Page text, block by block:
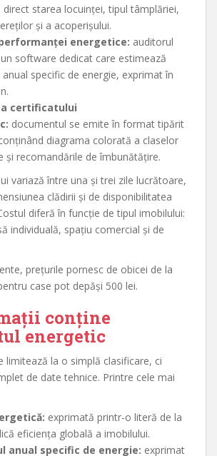
direct starea locuinței, tipul tâmplăriei,
și a acoperișului.
energetice: auditorul
software dedicat care estimează
specific de energie, exprimat în
certificatului
documentul se emite în format tipărit
diagrama colorată a claselor
și recomandările de îmbunătățire.
variază între una și trei zile lucrătoare,
clădirii și de disponibilitatea
diferă în funcție de tipul imobilului:
individuală, spațiu comercial și de
prețurile pornesc de obicei de la
case pot depăși 500 lei.
conține
energetic
limitează la o simplă clasificare, ci
de date tehnice. Printre cele mai
exprimată printr-o literă de la
eficiența globală a imobilului.
anual specific de energie: exprimat